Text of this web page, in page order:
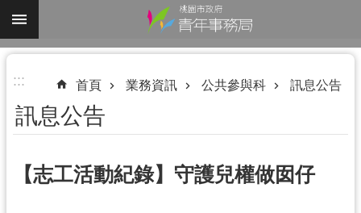
跳到主要內容區塊
進
搜
尋
::: 首頁 業務資訊 公共參與科 訊息公告
訊息公告
【志工活動紀錄】守護兒權做囡仔